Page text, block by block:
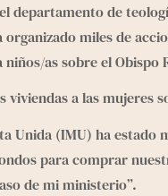
departamento de
organizado miles de
as sobre el
a las mujeres
Unida (IMU) ha
para comprar
de mi ministerio”.